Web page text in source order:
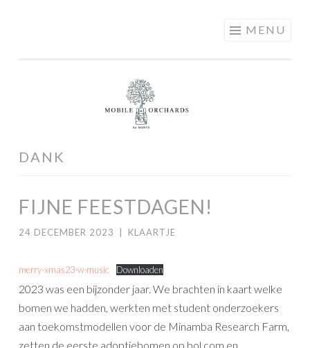
MENU
DANK
FIJNE FEESTDAGEN!
24 DECEMBER 2023 KLAARTJE
merry-xmas23-w-music Downloaden
2023 was een bijzonder jaar. We brachten in kaart welke
bomen we hadden, werkten met student onderzoekers
aan toekomstmodellen voor de Minamba Research Farm,
zetten de eerste adoptiebomen op bol.com en